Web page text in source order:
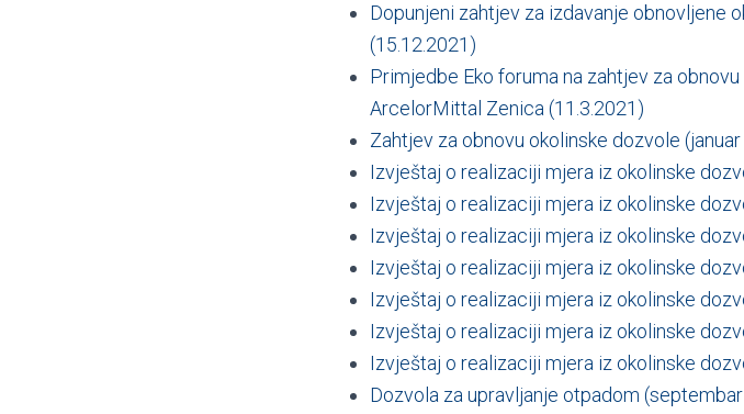
Dopunjeni zahtjev za izdavanje obnovljene
(15.12.2021)
Primjedbe Eko foruma na zahtjev za
ArcelorMittal Zenica (11.3.2021)
Zahtjev za obnovu okolinske dozvole
Izvještaj o realizaciji mjera iz okolinske
Izvještaj o realizaciji mjera iz okolinske
Izvještaj o realizaciji mjera iz okolinske
Izvještaj o realizaciji mjera iz okolinske
Izvještaj o realizaciji mjera iz okolinske
Izvještaj o realizaciji mjera iz okolinske
Izvještaj o realizaciji mjera iz okolinske
Dozvola za upravljanje otpadom